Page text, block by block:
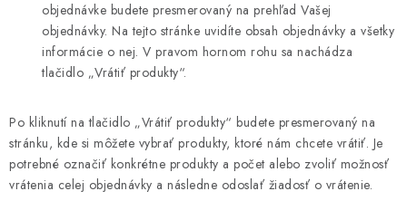
BLOG
Ako nakupovať
Všeobecné obchodné podmienky
Kontakty
Doprava a platba
Práca v CardEmpire
Moja objednávka
Odstúpie od zmluvy formou elektronického formulára
objednávke budete presmerovaný na prehľad Vašej
objednávky. Na tejto stránke uvidíte obsah objednávky a všetky
informácie o nej. V pravom hornom rohu sa nachádza
tlačidlo „Vrátiť produkty“.
Po kliknutí na tlačidlo „Vrátiť produkty“ budete presmerovaný na
stránku, kde si môžete vybrať produkty, ktoré nám chcete vrátiť. Je
potrebné označiť konkrétne produkty a počet alebo zvoliť možnosť
vrátenia celej objednávky a následne odoslať žiadosť o vrátenie.